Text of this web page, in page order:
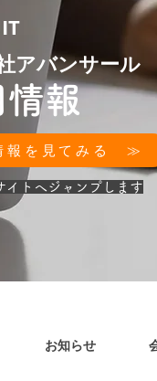
アバンサール
情報
報を見てみる ≫
トへジャンプします
お知らせ